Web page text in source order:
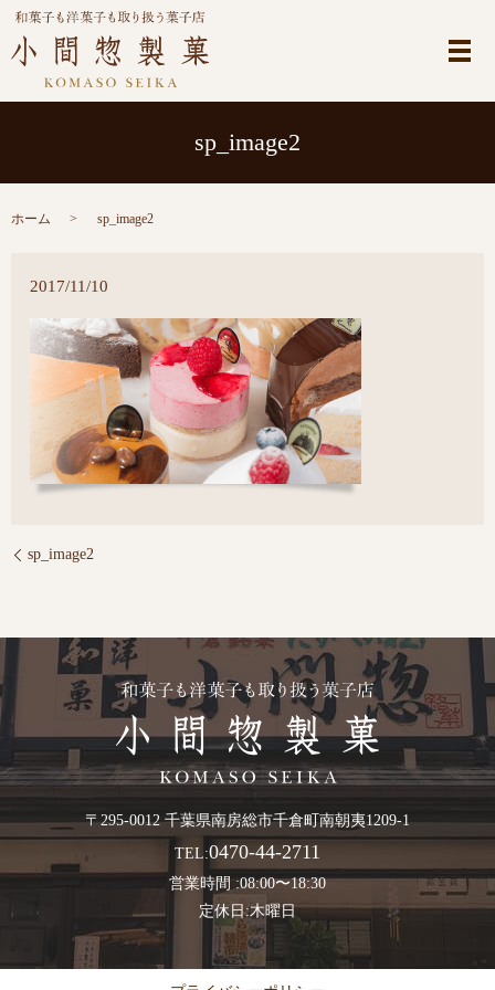
メ
sp_image2
ホーム sp_image2
2017/11/10
sp_image2
〒295-0012 千葉県南房総市千倉町南朝夷1209-1
TEL:0470-44-2711
営業時間 :08:00〜18:30
定休日:木曜日